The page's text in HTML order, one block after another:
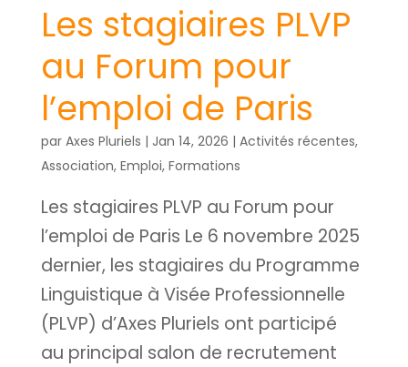
Les stagiaires PLVP
au Forum pour
l’emploi de Paris
par Axes Pluriels | Jan 14, 2026 | Activités récentes,
Association, Emploi, Formations
Les stagiaires PLVP au Forum pour
l’emploi de Paris Le 6 novembre 2025
dernier, les stagiaires du Programme
Linguistique à Visée Professionnelle
(PLVP) d’Axes Pluriels ont participé
au principal salon de recrutement